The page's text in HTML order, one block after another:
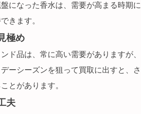
になった香水は、需要が高まる時期に
きます。
極め
ド品は、常に高い需要がありますが、
ーシーズンを狙って買取に出すと、さ
とがあります。
夫